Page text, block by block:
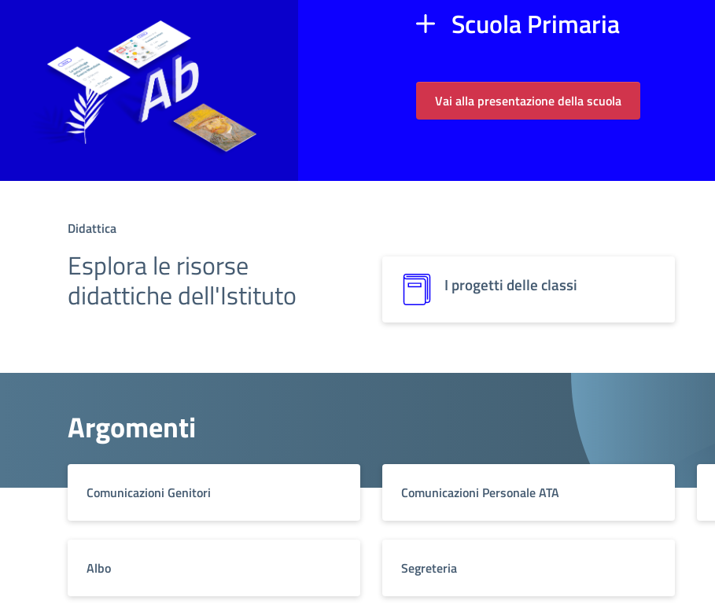
Scuola Primaria
Vai alla presentazione della scuola
Didattica
Esplora le risorse
didattiche dell'Istituto I progetti delle classi
Argomenti
Comunicazioni Genitori Comunicazioni Personale ATA
Albo Segreteria